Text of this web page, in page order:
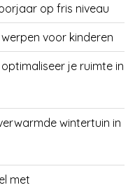
op fris niveau
voor kinderen
je ruimte in
wintertuin in
met